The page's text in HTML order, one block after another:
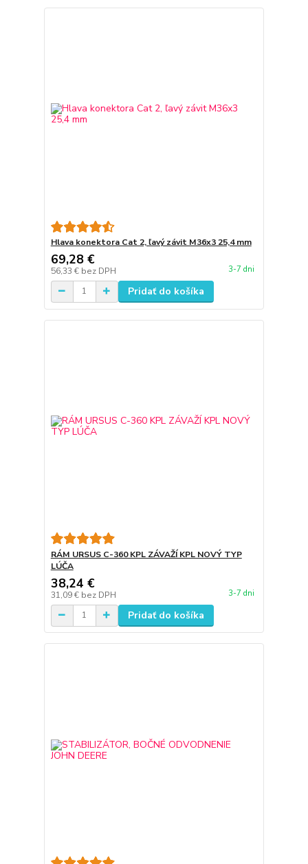
Hlava konektora Cat 2, ľavý závit M36x3 25,4 mm
69,28 €
56,33 € bez DPH 3-7 dni
Pridať do košíka
RÁM URSUS C-360 KPL ZÁVAŽÍ KPL NOVÝ TYP
LÚČA
38,24 €
31,09 € bez DPH 3-7 dni
Pridať do košíka